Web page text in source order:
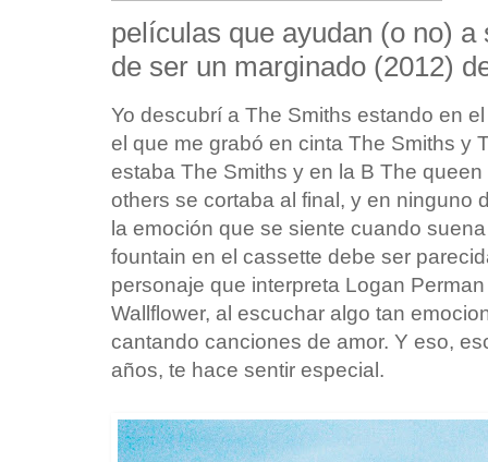
películas que ayudan (o no)
de ser un marginado (2012)
Yo descubrí a The Smiths estando en
el que me grabó en cinta The Smiths y
estaba The Smiths y en la B The
others se cortaba al final, y en ninguno
la emoción que se siente cuando
fountain en el cassette debe ser
personaje que interpreta Logan
Wallflower, al escuchar algo tan
cantando canciones de amor. Y eso,
años, te hace sentir especial.